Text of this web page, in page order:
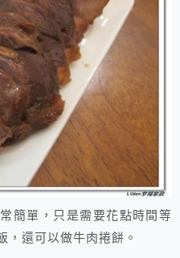
簡單，只是需要花點時間等
，還可以做牛肉捲餅。